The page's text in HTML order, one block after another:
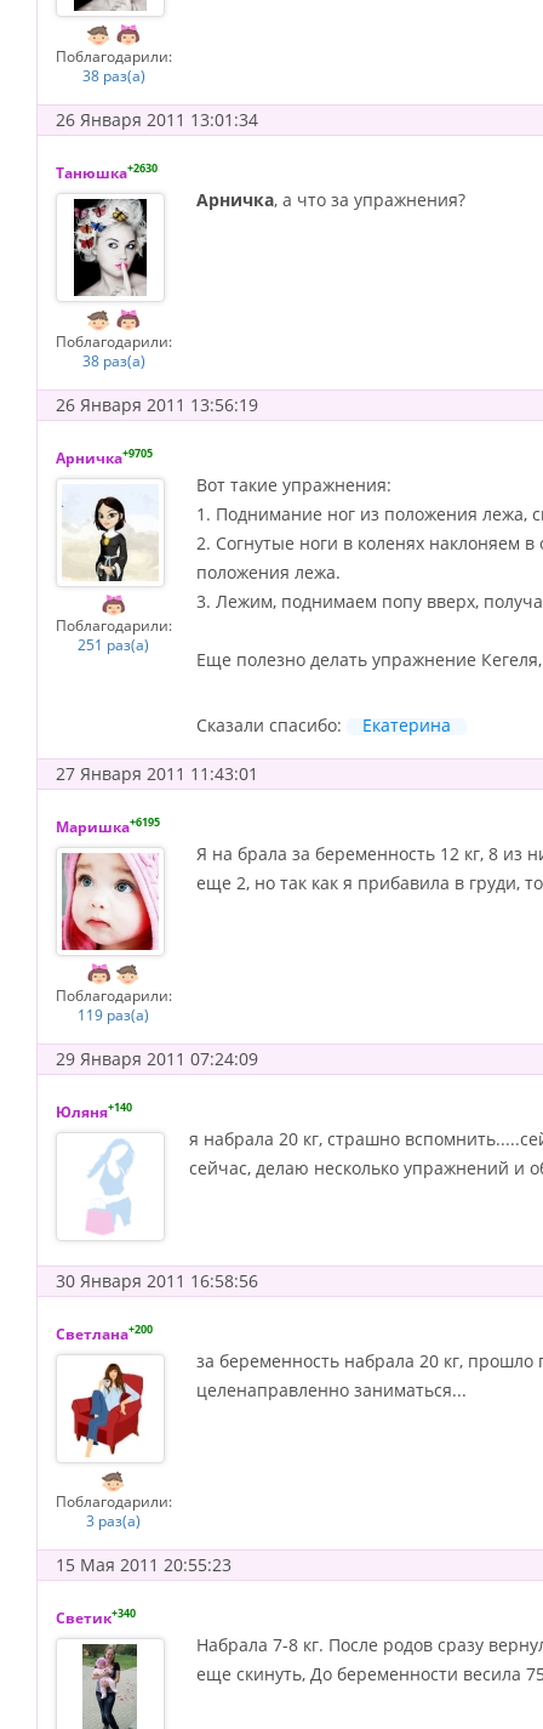
Поблагодарили:
38 раз(а)
26 Января 2011 13:01:34
Танюшка+2630
Поблагодарили:
38 раз(а)
Арничка, а что за упражнения?
26 Января 2011 13:56:19
Арничка+9705
Поблагодарили:
251 раз(а)
Вот такие упражнения:
1. Поднимание ног из положения лежа,
2. Согнутые ноги в коленях наклоняем
положения лежа.
3. Лежим, поднимаем попу вверх,
Еще полезно делать упражнение
Сказали спасибо: Екатерина
27 Января 2011 11:43:01
Маришка+6195
Поблагодарили:
119 раз(а)
Я на брала за беременность 12 кг, 8 из
еще 2, но так как я прибавила в груди,
29 Января 2011 07:24:09
Юляня+140
я набрала 20 кг, страшно
сейчас, делаю несколько упражнений и
30 Января 2011 16:58:56
Светлана+200
Поблагодарили:
3 раз(а)
за беременность набрала 20 кг,
целенаправленно заниматься...
15 Мая 2011 20:55:23
Светик+340
Набрала 7-8 кг. После родов сразу
еще скинуть, До беременности весила